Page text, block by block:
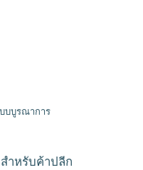
บบูรณาการ
สำหรับค้าปลีก